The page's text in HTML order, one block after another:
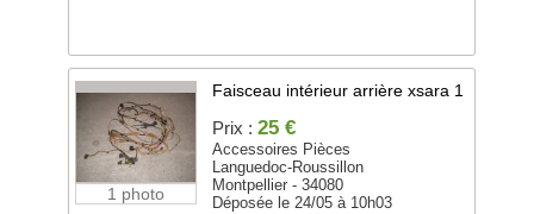
1 photo
Faisceau intérieur arrière xsara 1
Prix : 25 €
Accessoires Pièces
Languedoc-Roussillon
Montpellier - 34080
Déposée le 24/05 à 10h03